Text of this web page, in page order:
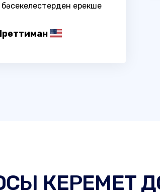
бәсекелестерден ерекше
КЕРЕМЕТ